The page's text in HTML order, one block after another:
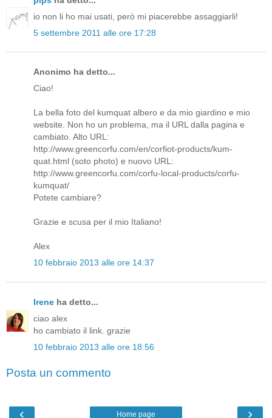
io non li ho mai usati, però mi piacerebbe assaggiarli!
5 settembre 2011 alle ore 17:28
Anonimo ha detto...
Ciao!
La bella foto del kumquat albero e da mio giardino e mio
website. Non ho un problema, ma il URL dalla pagina e
cambiato. Alto URL:
http://www.greencorfu.com/en/corfiot-products/kum-
quat.html (soto photo) e nuovo URL:
http://www.greencorfu.com/corfu-local-products/corfu-
kumquat/
Potete cambiare?
Grazie e scusa per il mio Italiano!
Alex
10 febbraio 2013 alle ore 14:37
Irene ha detto...
ciao alex
ho cambiato il link. grazie
10 febbraio 2013 alle ore 18:56
Posta un commento
‹ ›
Home page